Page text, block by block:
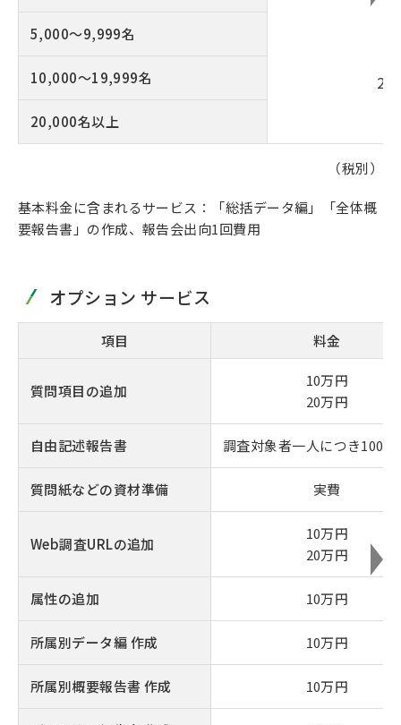
5,000～9,999名
10,000～19,999名
20,000名以上
（税別）
基本料金に含まれるサービス：「総括データ編」「全体概
要報告書」の作成、報告会出向1回費用
オプション サービス
項目 料金
質問項目の追加
10万円
20万円
自由記述報告書 調査対象者一人につき100円
質問紙などの資材準備 実費
Web調査URLの追加
10万円
20万円
属性の追加 10万円
所属別データ編 作成 10万円
所属別概要報告書 作成 10万円